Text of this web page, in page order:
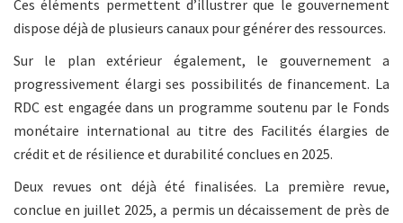
Ces éléments permettent d’illustrer que le gouvernement
dispose déjà de plusieurs canaux pour générer des ressources.
Sur le plan extérieur également, le gouvernement a
progressivement élargi ses possibilités de financement. La
RDC est engagée dans un programme soutenu par le Fonds
monétaire international au titre des Facilités élargies de
crédit et de résilience et durabilité conclues en 2025.
Deux revues ont déjà été finalisées. La première revue,
conclue en juillet 2025, a permis un décaissement de près de